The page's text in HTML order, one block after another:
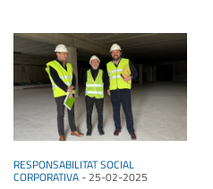
RESPONSABILITAT SOCIAL
CORPORATIVA-25-02-2025